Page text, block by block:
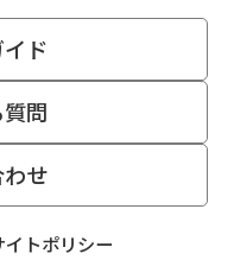
ド
問
せ
イトポリシー